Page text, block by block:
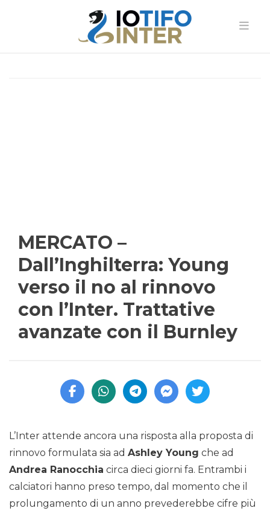
MERCATO –
Dall’Inghilterra: Young
verso il no al rinnovo
con l’Inter. Trattative
avanzate con il Burnley
L’Inter attende ancora una risposta alla proposta di
rinnovo formulata sia ad Ashley Young che ad
Andrea Ranocchia circa dieci giorni fa. Entrambi i
calciatori hanno preso tempo, dal momento che il
prolungamento di un anno prevederebbe cifre più